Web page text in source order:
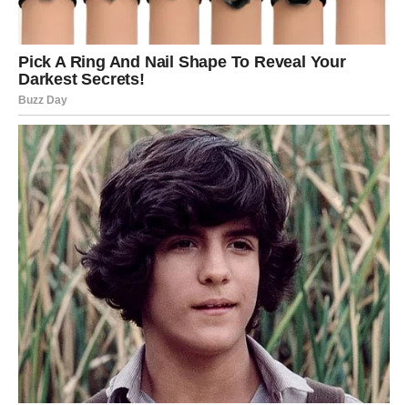
Jarac
Jarčevima stiže potvrda da se strpljenje isplati. Rezultati
vašeg rada postaju vidljivi, a jedna vijest mogla bi označiti
početak mnogo uspješnijeg perioda.
Na ljubavnom planu partner će pokazati koliko mu
značite. Slobodni Jarčevi mogli bi upoznati osobu koja će
ih osvojiti iskrenim pristupom i zrelošću.
Vodolija
Vodolije će konačno dobiti odgovor na pitanje koje ih
dugo prati. Jedna osoba će otvoreno pokazati svoje
namjere i više neće biti mjesta za nagađanja.